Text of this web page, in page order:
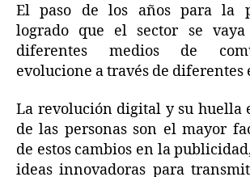
El paso de los años para la
logrado que el sector se vaya
diferentes medios de
evolucione a través de diferentes
La revolución digital y su huella
de las personas son el mayor
de estos cambios en la
ideas innovadoras para